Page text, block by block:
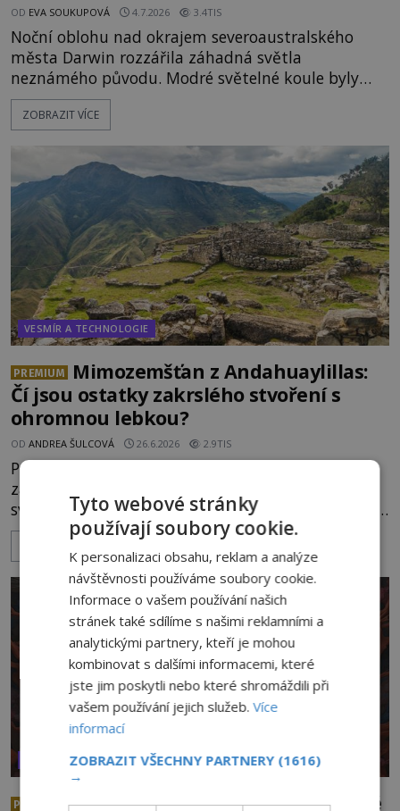
OD EVA SOUKUPOVÁ 4.7.2026 3.4TIS
Noční oblohu nad okrajem severoaustralského
města Darwin rozzářila záhadná světla
neznámého původu. Modré světelné koule byly
viditelné nejméně dvacet minut, během nichž se
opakovaně objevovaly a zase mizely. Svědek, který
mohlo jít o návštěvu ze světa duchů. Záhadný
záznam okamžitě rozpoutal deb
ZOBRAZIT VÍCE
VESMÍR A TECHNOLOGIE
PREMIUM
Mimozemšťan z Andahuaylillas:
Čí jsou ostatky zakrslého stvoření s
ohromnou lebkou?
OD ANDREA ŠULCOVÁ 26.6.2026 2.9TIS
Peruánský antropolog Renato Davila Riquelme
zatajil dech. To, co zrovna našel, není z tohoto
světa. Nemůže být! Zaměstnanec malého muzea v
peruánském městečku Andahuaylillas nedaleko
legendárního Cuzca pomalu sestupuje z posvátné
hory Apu a přemýšlí, jak s touto zprávou naloží.
Právě nalezl ostatky dvou mimozemšťanů! Vědci
nad nálezem kroutí hlavou. Už na
VESMÍR A TECHNOLOGIE
PREMIUM Jsme mimozemšťané my z daleké
Tyto webové stránky
používají soubory cookie.
K personalizaci obsahu, reklam a analýze
návštěvnosti používáme soubory cookie.
Informace o vašem používání našich
stránek také sdílíme s našimi reklamními a
analytickými partnery, kteří je mohou
kombinovat s dalšími informacemi, které
jste jim poskytli nebo které shromáždili při
vašem používání jejich služeb.Více
informací
ZOBRAZIT VŠECHNY PARTNERY (1616)
→